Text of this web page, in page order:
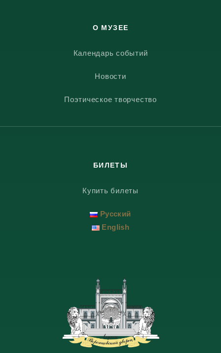
О МУЗЕЕ
Календарь событий
Новости
Поэтическое творчество
БИЛЕТЫ
Купить билеты
Русский
English